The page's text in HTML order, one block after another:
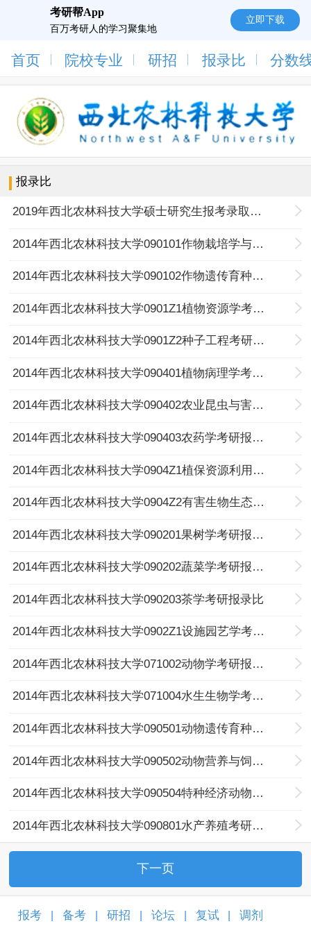
考研帮App
百万考研人的学习聚集地
立即下载
首页 院校专业 研招 报录比 分数
报录比
2019年西北农林科技大学硕士研究生报考录取统计表
2014年西北农林科技大学090101作物栽培学与耕作学考研报录比
2014年西北农林科技大学090102作物遗传育种考研报录比
2014年西北农林科技大学0901Z1植物资源学考研报录比
2014年西北农林科技大学0901Z2种子工程考研报录比
2014年西北农林科技大学090401植物病理学考研报录比
2014年西北农林科技大学090402农业昆虫与害虫防治考研报录比
2014年西北农林科技大学090403农药学考研报录比
2014年西北农林科技大学0904Z1植保资源利用考研报录比
2014年西北农林科技大学0904Z2有害生物生态调控考研报录比
2014年西北农林科技大学090201果树学考研报录比
2014年西北农林科技大学090202蔬菜学考研报录比
2014年西北农林科技大学090203茶学考研报录比
2014年西北农林科技大学0902Z1设施园艺学考研报录比
2014年西北农林科技大学071002动物学考研报录比
2014年西北农林科技大学071004水生生物学考研报录比
2014年西北农林科技大学090501动物遗传育种与繁殖考研报录比
2014年西北农林科技大学090502动物营养与饲料科学考研报录比
2014年西北农林科技大学090504特种经济动物饲养考研报录比
2014年西北农林科技大学090801水产养殖考研报录比
下一页
报考 备考 研招 论坛 复试 调剂